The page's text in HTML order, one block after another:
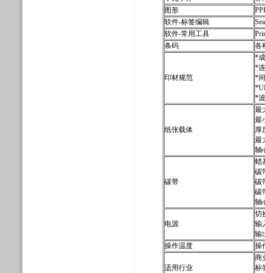
图形
软件-标签编辑
软件-常用工具
条码
各
印材规范
*
*
*
*
纸张载体
最
最
厚
最
轴
碳带
蜡
碳
碳
碳
轴
电源
切
输
输
操作温度
操
适用行业
商
标